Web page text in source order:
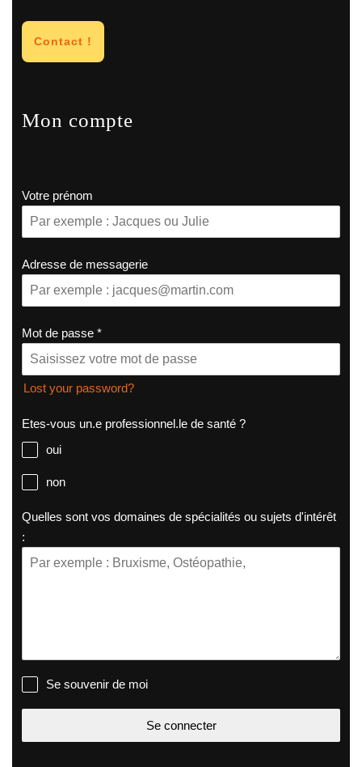
Contact !
Mon compte
Votre prénom
Adresse de messagerie
Mot de passe *
Lost your password?
Etes-vous un.e professionnel.le de santé ?
oui
non
Quelles sont vos domaines de spécialités ou sujets d'intérêt
:
Se souvenir de moi
Se connecter